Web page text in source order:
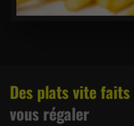
Des plats vite faits
vous régaler